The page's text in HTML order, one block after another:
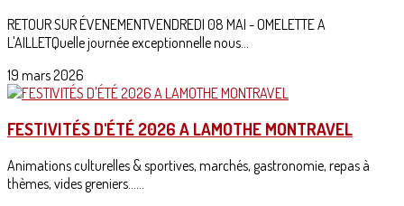
RETOUR SUR ÉVENEMENTVENDREDI 08 MAI - OMELETTE A
L'AILLETQuelle journée exceptionnelle nous...
19 mars 2026
FESTIVITÉS D'ÉTÉ 2026 A LAMOTHE MONTRAVEL
Animations culturelles & sportives, marchés, gastronomie, repas à
thèmes, vides greniers......